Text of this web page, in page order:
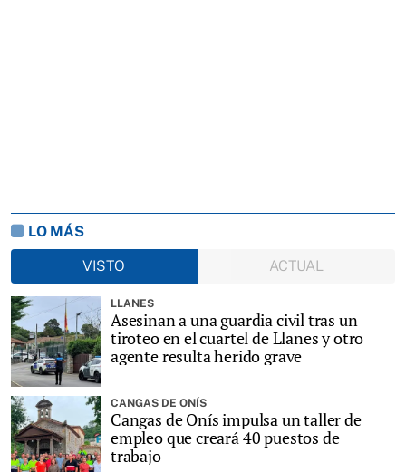
LO MÁS
VISTO
ACTUAL
LLANES
Asesinan a una guardia civil tras un
tiroteo en el cuartel de Llanes y otro
agente resulta herido grave
CANGAS DE ONÍS
Cangas de Onís impulsa un taller de
empleo que creará 40 puestos de
trabajo